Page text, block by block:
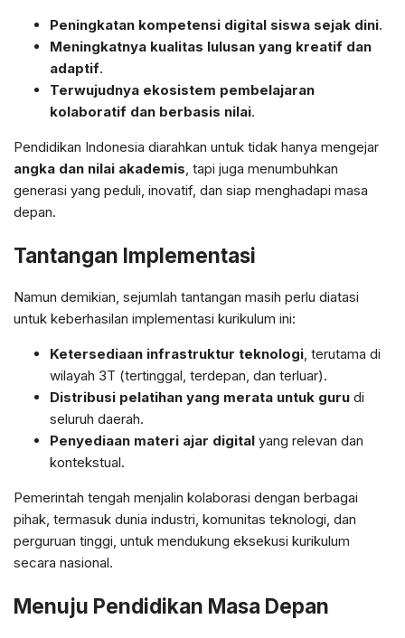
Peningkatan kompetensi digital siswa sejak dini.
Meningkatnya kualitas lulusan yang kreatif dan
adaptif.
Terwujudnya ekosistem pembelajaran
kolaboratif dan berbasis nilai.
Pendidikan Indonesia diarahkan untuk tidak hanya mengejar
angka dan nilai akademis, tapi juga menumbuhkan
generasi yang peduli, inovatif, dan siap menghadapi masa
depan.
Tantangan Implementasi
Namun demikian, sejumlah tantangan masih perlu diatasi
untuk keberhasilan implementasi kurikulum ini:
Ketersediaan infrastruktur teknologi, terutama di
wilayah 3T (tertinggal, terdepan, dan terluar).
Distribusi pelatihan yang merata untuk guru di
seluruh daerah.
Penyediaan materi ajar digital yang relevan dan
kontekstual.
Pemerintah tengah menjalin kolaborasi dengan berbagai
pihak, termasuk dunia industri, komunitas teknologi, dan
perguruan tinggi, untuk mendukung eksekusi kurikulum
secara nasional.
Menuju Pendidikan Masa Depan